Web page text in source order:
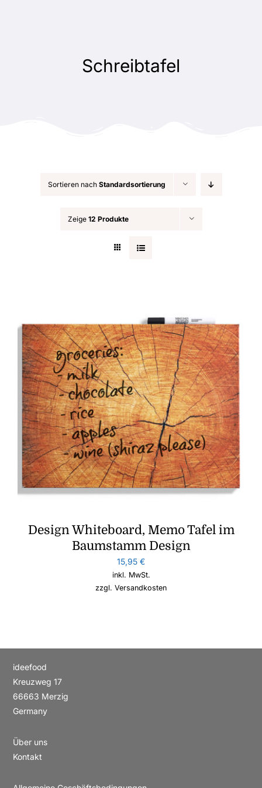
Schreibtafel
Sortieren nach Standardsortierung
Zeige 12 Produkte
Design Whiteboard, Memo Tafel im
Baumstamm Design
15,95 €
inkl. MwSt.
zzgl. Versandkosten
ideefood
Kreuzweg 17
66663 Merzig
Germany
Über uns
Kontakt